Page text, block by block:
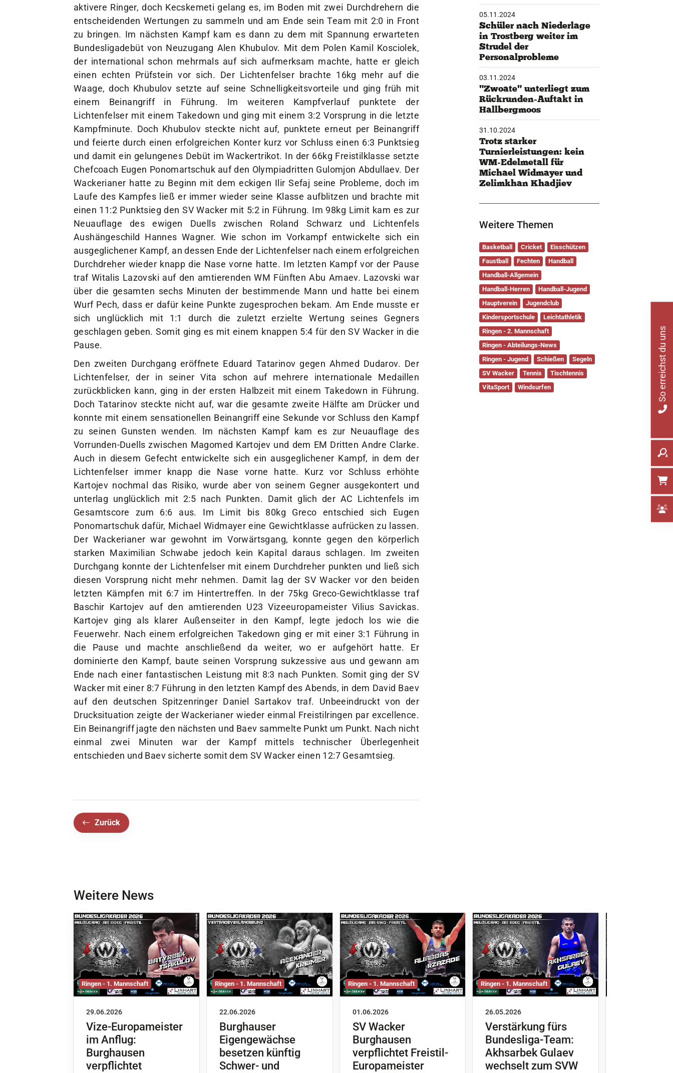
aktivere Ringer, doch Kecskemeti gelang es, im Boden mit zwei Durchdrehern die
entscheidenden Wertungen zu sammeln und am Ende sein Team mit 2:0 in Front
zu bringen. Im nächsten Kampf kam es dann zu dem mit Spannung erwarteten
Bundesligadebüt von Neuzugang Alen Khubulov. Mit dem Polen Kamil Kosciolek,
der international schon mehrmals auf sich aufmerksam machte, hatte er gleich
einen echten Prüfstein vor sich. Der Lichtenfelser brachte 16kg mehr auf die
Waage, doch Khubulov setzte auf seine Schnelligkeitsvorteile und ging früh mit
einem Beinangriff in Führung. Im weiteren Kampfverlauf punktete der
Lichtenfelser mit einem Takedown und ging mit einem 3:2 Vorsprung in die letzte
Kampfminute. Doch Khubulov steckte nicht auf, punktete erneut per Beinangriff
und feierte durch einen erfolgreichen Konter kurz vor Schluss einen 6:3 Punktsieg
und damit ein gelungenes Debüt im Wackertrikot. In der 66kg Freistilklasse setzte
Chefcoach Eugen Ponomartschuk auf den Olympiadritten Gulomjon Abdullaev. Der
Wackerianer hatte zu Beginn mit dem eckigen Ilir Sefaj seine Probleme, doch im
Laufe des Kampfes ließ er immer wieder seine Klasse aufblitzen und brachte mit
einen 11:2 Punktsieg den SV Wacker mit 5:2 in Führung. Im 98kg Limit kam es zur
Neuauflage des ewigen Duells zwischen Roland Schwarz und Lichtenfels
Aushängeschild Hannes Wagner. Wie schon im Vorkampf entwickelte sich ein
ausgeglichener Kampf, an dessen Ende der Lichtenfelser nach einem erfolgreichen
Durchdreher wieder knapp die Nase vorne hatte. Im letzten Kampf vor der Pause
traf Witalis Lazovski auf den amtierenden WM Fünften Abu Amaev. Lazovski war
über die gesamten sechs Minuten der bestimmende Mann und hatte bei einem
Wurf Pech, dass er dafür keine Punkte zugesprochen bekam. Am Ende musste er
sich unglücklich mit 1:1 durch die zuletzt erzielte Wertung seines Gegners
geschlagen geben. Somit ging es mit einem knappen 5:4 für den SV Wacker in die
Pause.
Den zweiten Durchgang eröffnete Eduard Tatarinov gegen Ahmed Dudarov. Der
Lichtenfelser, der in seiner Vita schon auf mehrere internationale Medaillen
zurückblicken kann, ging in der ersten Halbzeit mit einem Takedown in Führung.
Doch Tatarinov steckte nicht auf, war die gesamte zweite Hälfte am Drücker und
konnte mit einem sensationellen Beinangriff eine Sekunde vor Schluss den Kampf
zu seinen Gunsten wenden. Im nächsten Kampf kam es zur Neuauflage des
Vorrunden-Duells zwischen Magomed Kartojev und dem EM Dritten Andre Clarke.
Auch in diesem Gefecht entwickelte sich ein ausgeglichener Kampf, in dem der
Lichtenfelser immer knapp die Nase vorne hatte. Kurz vor Schluss erhöhte
Kartojev nochmal das Risiko, wurde aber von seinem Gegner ausgekontert und
unterlag unglücklich mit 2:5 nach Punkten. Damit glich der AC Lichtenfels im
Gesamtscore zum 6:6 aus. Im Limit bis 80kg Greco entschied sich Eugen
Ponomartschuk dafür, Michael Widmayer eine Gewichtklasse aufrücken zu lassen.
Der Wackerianer war gewohnt im Vorwärtsgang, konnte gegen den körperlich
starken Maximilian Schwabe jedoch kein Kapital daraus schlagen. Im zweiten
Durchgang konnte der Lichtenfelser mit einem Durchdreher punkten und ließ sich
diesen Vorsprung nicht mehr nehmen. Damit lag der SV Wacker vor den beiden
letzten Kämpfen mit 6:7 im Hintertreffen. In der 75kg Greco-Gewichtklasse traf
Baschir Kartojev auf den amtierenden U23 Vizeeuropameister Vilius Savickas.
Kartojev ging als klarer Außenseiter in den Kampf, legte jedoch los wie die
Feuerwehr. Nach einem erfolgreichen Takedown ging er mit einer 3:1 Führung in
die Pause und machte anschließend da weiter, wo er aufgehört hatte. Er
dominierte den Kampf, baute seinen Vorsprung sukzessive aus und gewann am
Ende nach einer fantastischen Leistung mit 8:3 nach Punkten. Somit ging der SV
Wacker mit einer 8:7 Führung in den letzten Kampf des Abends, in dem David Baev
auf den deutschen Spitzenringer Daniel Sartakov traf. Unbeeindruckt von der
Drucksituation zeigte der Wackerianer wieder einmal Freistilringen par excellence.
Ein Beinangriff jagte den nächsten und Baev sammelte Punkt um Punkt. Nach nicht
einmal zwei Minuten war der Kampf mittels technischer Überlegenheit
entschieden und Baev sicherte somit dem SV Wacker einen 12:7 Gesamtsieg.
Zurück
05.11.2024
Schüler nach Niederlage
in Trostberg weiter im
Strudel der
Personalprobleme
03.11.2024
"Zwoate" unterliegt zum
Rückrunden-Auftakt in
Hallbergmoos
31.10.2024
Trotz starker
Turnierleistungen: kein
WM-Edelmetall für
Michael Widmayer und
Zelimkhan Khadjiev
Weitere Themen
Basketball Cricket
Eisschützen
Faustball
Fechten
Handball
Handball-Allgemein
Handball-Herren
Handball-Jugend
Hauptverein
Jugendclub
Kindersportschule
Leichtathletik
Ringen - 2. Mannschaft
Ringen - Abteilungs-News
Ringen - Jugend
Schießen
Segeln
SV Wacker
Tennis
Tischtennis
VitaSport
Windsurfen
Weitere News
Ringen - 1. Mannschaft
29.06.2026
Vize-Europameister
im Anflug:
Burghausen
verpflichtet
Ringen - 1. Mannschaft
22.06.2026
Burghauser
Eigengewächse
besetzen künftig
Schwer- und
Ringen - 1. Mannschaft
01.06.2026
SV Wacker
Burghausen
verpflichtet Freistil-
Europameister
Ringen - 1. Mannschaft
26.05.2026
Verstärkung fürs
Bundesliga-Team:
Akhsarbek Gulaev
wechselt zum SVW
So erreichst du uns